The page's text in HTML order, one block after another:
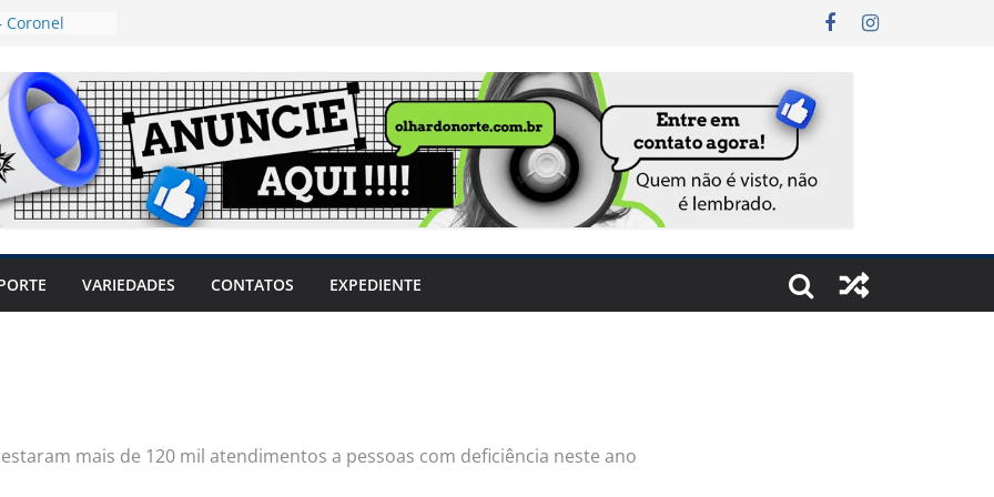
Coronel
mulheres
travar o
produtores
sem
sintomas,
VARIEDADES CONTATOS EXPEDIENTE
mais de 120 mil atendimentos a pessoas com deficiência neste ano